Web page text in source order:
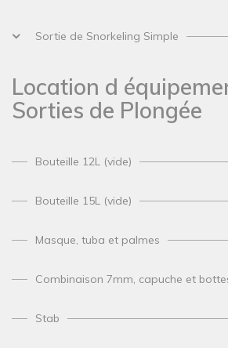
Sortie de Snorkeling Simple
Location d
Sorties de Plongée
Bouteille 12L (vide)
Bouteille 15L (vide)
Masque, tuba et palmes
Combinaison 7mm, capuche et
Stab